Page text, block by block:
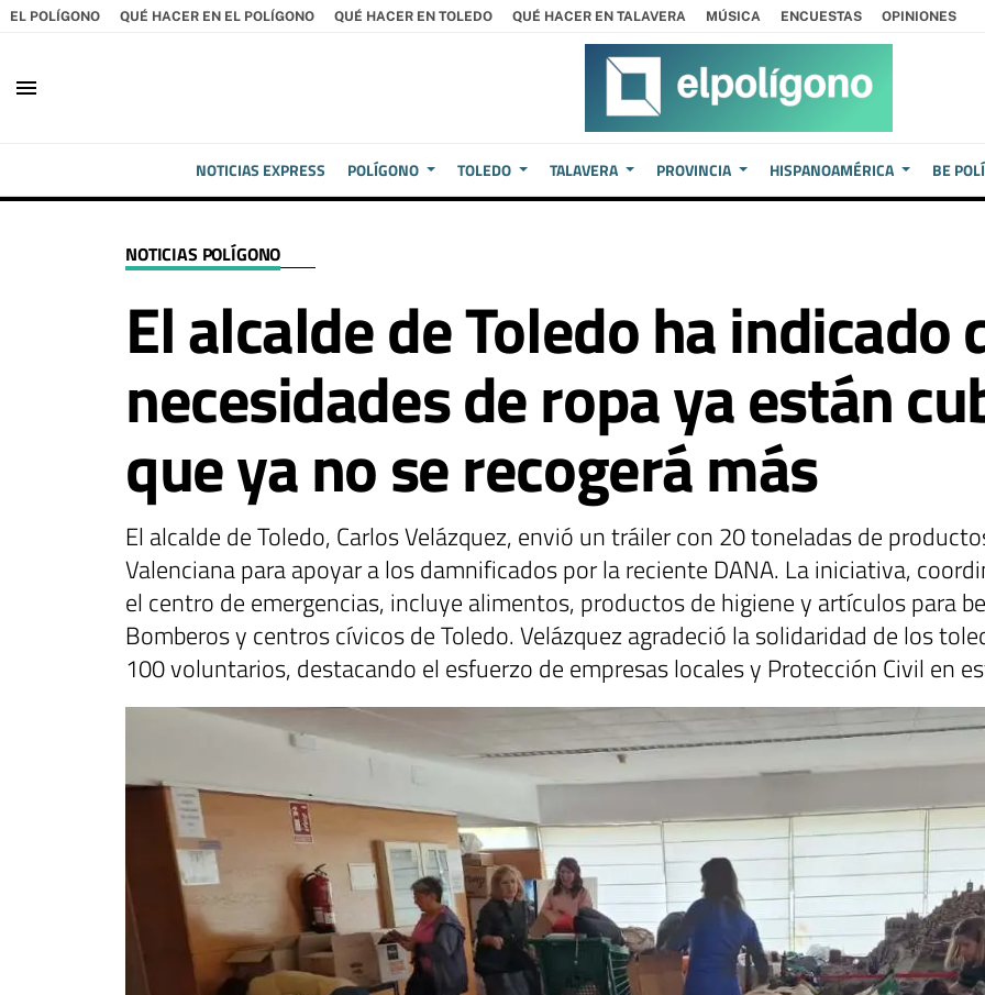
EL POLÍGONO QUÉ HACER EN EL POLÍGONO QUÉ HACER EN TOLEDO QUÉ HACER EN TALAVERA MÚSICA ENCUESTAS OPINIONES
menu
NOTICIAS EXPRESS POLÍGONO TOLEDO TALAVERA PROVINCIA HISPANOAMÉRICA BE
NOTICIAS POLÍGONO
El alcalde de Toledo ha indicado
necesidades de ropa ya están
que ya no se recogerá más
El alcalde de Toledo, Carlos Velázquez, envió un tráiler con 20 toneladas de
Valenciana para apoyar a los damnificados por la reciente DANA. La iniciativa,
el centro de emergencias, incluye alimentos, productos de higiene y artículos para
Bomberos y centros cívicos de Toledo. Velázquez agradeció la solidaridad de los
100 voluntarios, destacando el esfuerzo de empresas locales y Protección Civil en